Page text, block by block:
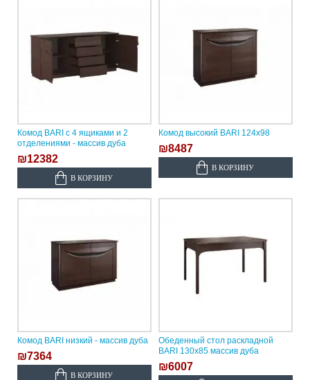
Комод BARI с 4 ящиками и 2
отделениями - массив дуба
₪12382
В КОРЗИНУ
Комод высокий BARI 124х98
₪8487
В КОРЗИНУ
Комод BARI низкий - массив дуба
₪7364
В КОРЗИНУ
Обеденный стол раскладной
BARI 130х85 массив дуба
₪6007